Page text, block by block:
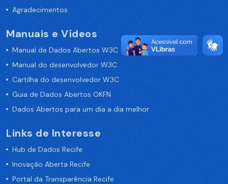
Agradecimentos
Manuais e Vídeos
Manual de Dados Abertos W3C
Manual do desenvolvedor W3C
Cartilha do desenvolvedor W3C
Guia de Dados Abertos OKFN
Dados Abertos para um dia a dia melhor
Links de Interesse
Hub de Dados Recife
Inovação Aberta Recife
Portal da Transparência Recife